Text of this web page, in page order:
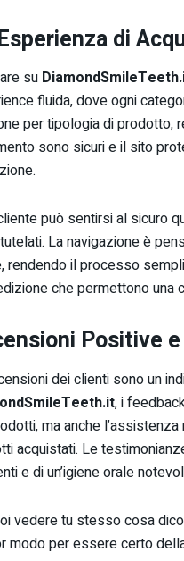
di
su
fluida, dove ogni
per tipologia di prodotto,
sono sicuri e il sito
può sentirsi al sicuro
La navigazione è
rendendo il processo
che permettono una
Positive
dei clienti sono un
, i
ma anche
acquistati. Le
e di un’igiene orale
vedere tu stesso cosa
modo per essere certo